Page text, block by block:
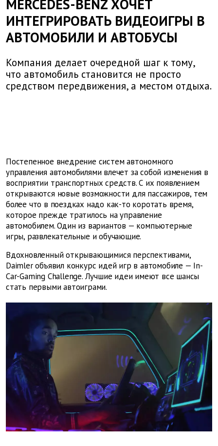
MERCEDES-BENZ ХОЧЕТ
ИНТЕГРИРОВАТЬ ВИДЕОИГРЫ В
АВТОМОБИЛИ И АВТОБУСЫ
Компания делает очередной шаг к тому,
что автомобиль становится не просто
средством передвижения, а местом отдыха.
Постепенное внедрение систем автономного
управления автомобилями влечет за собой изменения в
восприятии транспортных средств. С их появлением
открываются новые возможности для пассажиров, тем
более что в поездках надо как-то коротать время,
которое прежде тратилось на управление
автомобилем. Один из вариантов — компьютерные
игры, развлекательные и обучающие.
Вдохновленный открывающимися перспективами,
Daimler объявил конкурс идей игр в автомобиле — In-
Car-Gaming Challenge. Лучшие идеи имеют все шансы
стать первыми автоиграми.